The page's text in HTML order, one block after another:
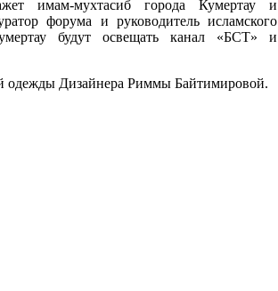
имам-мухтасиб города Кумертау и
форума и руководитель исламского
будут освещать канал «БСТ» и
одежды Дизайнера Риммы Байтимировой.